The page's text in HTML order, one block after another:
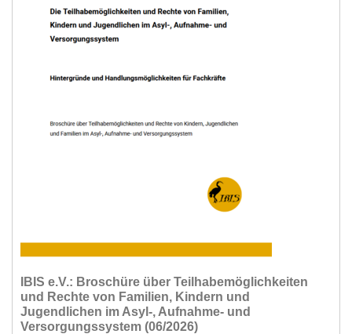
IBIS e.V.: Broschüre über Teilhabemöglichkeiten
und Rechte von Familien, Kindern und
Jugendlichen im Asyl-, Aufnahme- und
Versorgungssystem (06/2026)